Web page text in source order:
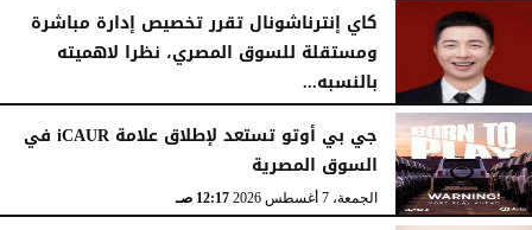
الأحد، 9 أغسطس 2026 03:11 مـ
كاي إنترناشونال تقرر تخصيص إدارة مباشرة
ومستقلة للسوق المصري، نظرا لاهميته
بالنسبه...
السبت، 8 أغسطس 2026
جي بي أوتو تستعد لإطلاق علامة iCAUR في
السوق المصرية
الجمعة، 7 أغسطس 2026 12:17 صـ